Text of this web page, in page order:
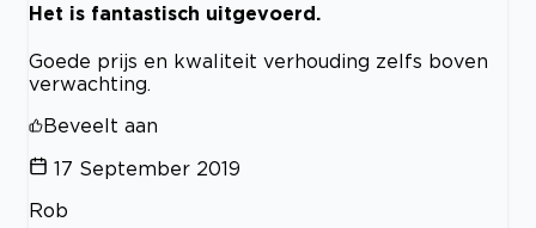
Het is fantastisch uitgevoerd.
Goede prijs en kwaliteit verhouding zelfs boven
verwachting.
Beveelt aan
17 September 2019
Rob